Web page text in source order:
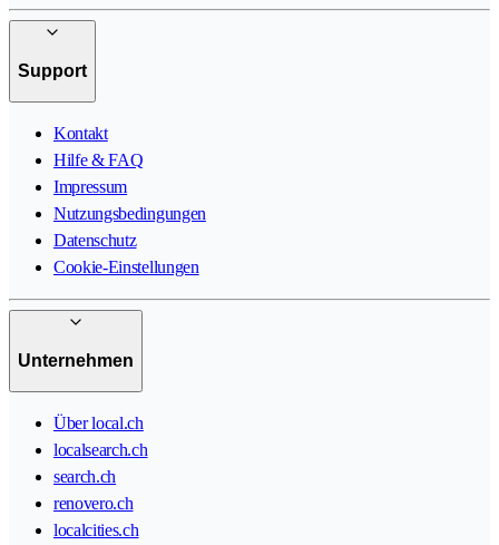
Support
Kontakt
Hilfe & FAQ
Impressum
Nutzungsbedingungen
Datenschutz
Cookie-Einstellungen
Unternehmen
Über local.ch
localsearch.ch
search.ch
renovero.ch
localcities.ch